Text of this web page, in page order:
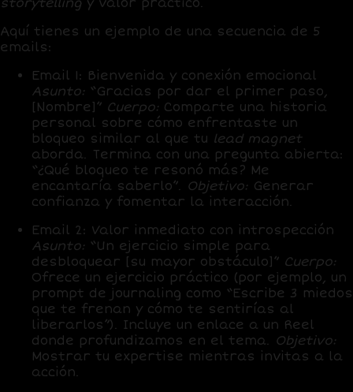
storytelling y valor práctico.
Aquí tienes un ejemplo de una secuencia de 5
emails:
Email 1: Bienvenida y conexión emocional
Asunto: “Gracias por dar el primer paso,
[Nombre]” Cuerpo: Comparte una historia
personal sobre cómo enfrentaste un
bloqueo similar al que tu lead magnet
aborda. Termina con una pregunta abierta:
“¿Qué bloqueo te resonó más? Me
encantaría saberlo”. Objetivo: Generar
confianza y fomentar la interacción.
Email 2: Valor inmediato con introspección
Asunto: “Un ejercicio simple para
desbloquear [su mayor obstáculo]” Cuerpo:
Ofrece un ejercicio práctico (por ejemplo, un
prompt de journaling como “Escribe 3 miedos
que te frenan y cómo te sentirías al
liberarlos”). Incluye un enlace a un Reel
donde profundizamos en el tema. Objetivo:
Mostrar tu expertise mientras invitas a la
acción.